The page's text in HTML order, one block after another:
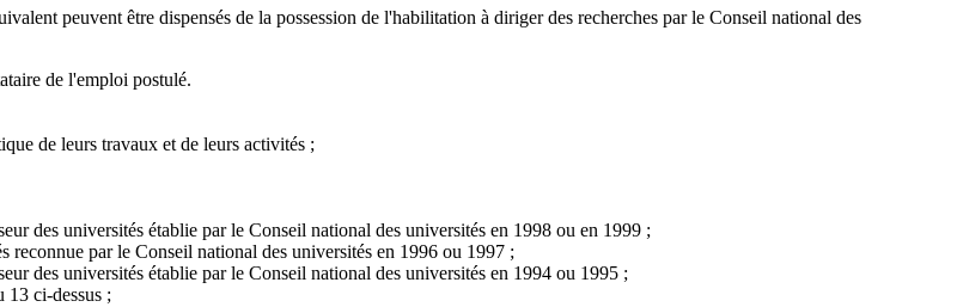
peuvent être dispensés de la possession de l'habilitation à diriger des recherches par le Conseil national des
de l'emploi postulé.
de leurs travaux et de leurs activités ;
des universités établie par le Conseil national des universités en 1998 ou en 1999 ;
par le Conseil national des universités en 1996 ou 1997 ;
des universités établie par le Conseil national des universités en 1994 ou 1995 ;
13 ci-dessus ;